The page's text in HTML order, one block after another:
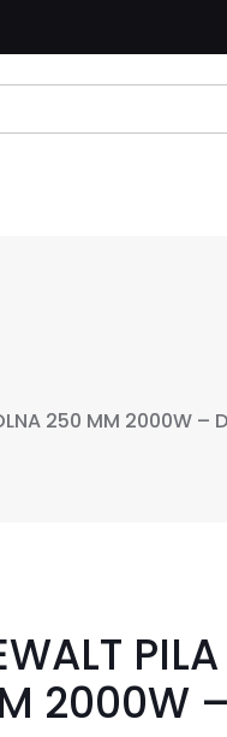
250 MM 2000W –
2000W